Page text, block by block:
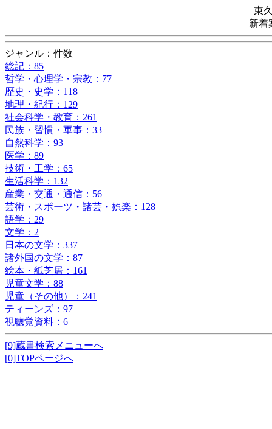
東
新着
ジャンル：件数
総記：85
哲学・心理学・宗教：77
歴史・史学：118
地理・紀行：129
社会科学・教育：261
民族・習慣・軍事：33
自然科学：93
医学：89
技術・工学：65
生活科学：132
産業・交通・通信：56
芸術・スポーツ・諸芸・娯楽：128
語学：29
文学：2
日本の文学：337
諸外国の文学：87
絵本・紙芝居：161
児童文学：88
児童（その他）：241
ティーンズ：97
視聴覚資料：6
[9]蔵書検索メニューへ
[0]TOPページへ